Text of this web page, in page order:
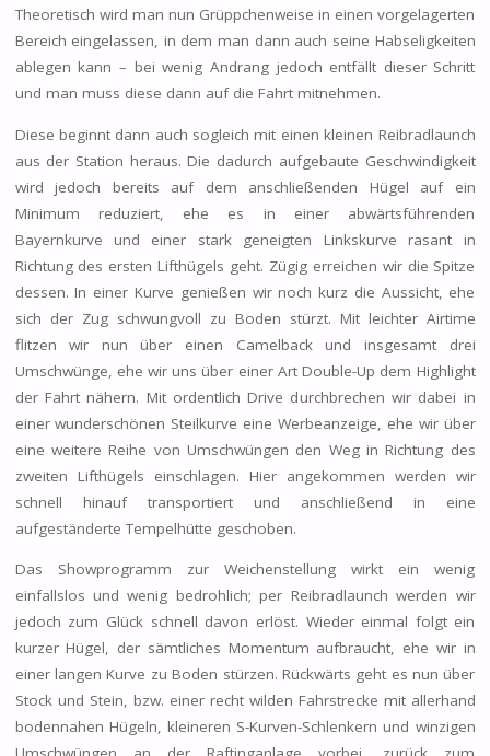
Theoretisch wird man nun Grüppchenweise in einen vorgelagerten
Bereich eingelassen, in dem man dann auch seine Habseligkeiten
ablegen kann – bei wenig Andrang jedoch entfällt dieser Schritt
und man muss diese dann auf die Fahrt mitnehmen.
Diese beginnt dann auch sogleich mit einen kleinen Reibradlaunch
aus der Station heraus. Die dadurch aufgebaute Geschwindigkeit
wird jedoch bereits auf dem anschließenden Hügel auf ein
Minimum reduziert, ehe es in einer abwärtsführenden
Bayernkurve und einer stark geneigten Linkskurve rasant in
Richtung des ersten Lifthügels geht. Zügig erreichen wir die Spitze
dessen. In einer Kurve genießen wir noch kurz die Aussicht, ehe
sich der Zug schwungvoll zu Boden stürzt. Mit leichter Airtime
flitzen wir nun über einen Camelback und insgesamt drei
Umschwünge, ehe wir uns über einer Art Double-Up dem Highlight
der Fahrt nähern. Mit ordentlich Drive durchbrechen wir dabei in
einer wunderschönen Steilkurve eine Werbeanzeige, ehe wir über
eine weitere Reihe von Umschwüngen den Weg in Richtung des
zweiten Lifthügels einschlagen. Hier angekommen werden wir
schnell hinauf transportiert und anschließend in eine
aufgeständerte Tempelhütte geschoben.
Das Showprogramm zur Weichenstellung wirkt ein wenig
einfallslos und wenig bedrohlich; per Reibradlaunch werden wir
jedoch zum Glück schnell davon erlöst. Wieder einmal folgt ein
kurzer Hügel, der sämtliches Momentum aufbraucht, ehe wir in
einer langen Kurve zu Boden stürzen. Rückwärts geht es nun über
Stock und Stein, bzw. einer recht wilden Fahrstrecke mit allerhand
bodennahen Hügeln, kleineren S-Kurven-Schlenkern und winzigen